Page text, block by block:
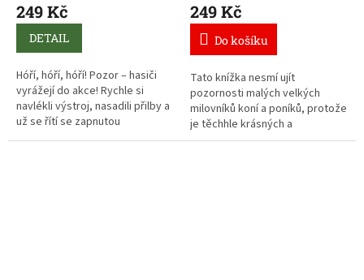
249 Kč
DETAIL
Hóří, hóří, hóří! Pozor – hasiči
vyrážejí do akce! Rychle si
navlékli výstroj, nasadili přilby a
už se řítí se zapnutou
houkačkou k hořícímu domu.
249 Kč
Do košíku
Tato knížka nesmí ujít
pozornosti malých velkých
milovníků koní a poníků, protože
je těchhle krásných a
ušlechtilých tvorů plná. Na